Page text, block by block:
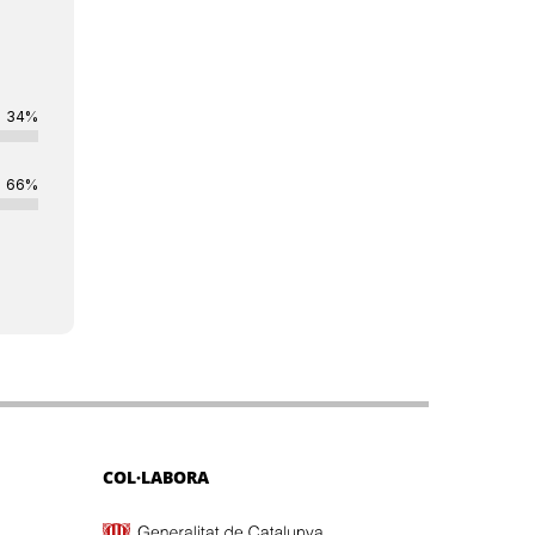
34%
66%
COL·LABORA